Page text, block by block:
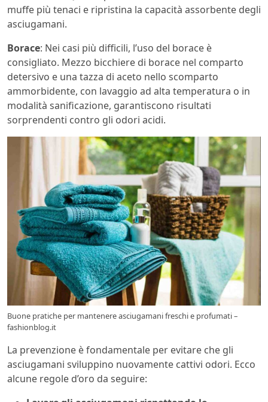
muffe più tenaci e ripristina la capacità assorbente degli
asciugamani.
Borace: Nei casi più difficili, l’uso del borace è
consigliato. Mezzo bicchiere di borace nel comparto
detersivo e una tazza di aceto nello scomparto
ammorbidente, con lavaggio ad alta temperatura o in
modalità sanificazione, garantiscono risultati
sorprendenti contro gli odori acidi.
Buone pratiche per mantenere asciugamani freschi e profumati –
fashionblog.it
La prevenzione è fondamentale per evitare che gli
asciugamani sviluppino nuovamente cattivi odori. Ecco
alcune regole d’oro da seguire: